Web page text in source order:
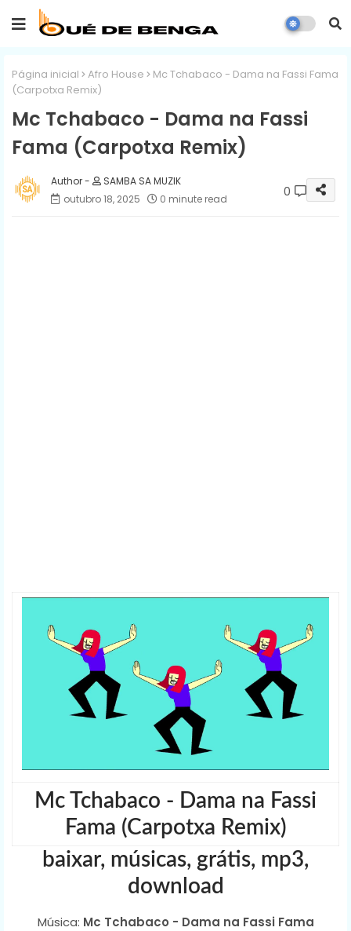
Página inicial Afro House
Mc Tchabaco - Dama na Fassi Fama
(Carpotxa Remix)
Mc Tchabaco - Dama na Fassi
Fama (Carpotxa Remix)
SAMBA SA MUZIK
outubro 18, 2025
0 minute read 0
Mc Tchabaco - Dama na Fassi
Fama (Carpotxa Remix)
baixar, músicas, grátis, mp3,
download
Música: Mc Tchabaco - Dama na Fassi Fama